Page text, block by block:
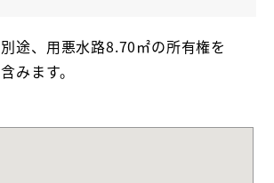
別途、用悪水路8.70㎡の所有権を
含みます。